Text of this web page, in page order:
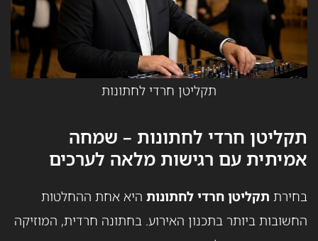
תקליטן חרדי לחתונות
תקליטן חרדי לחתונות – שמחה
אמיתית עם רגישות מלאה לערכים
בחירת תקליטן חרדי לחתונות היא אחת ההחלטות
החשובות ביותר בתכנון האירוע. בחתונה חרדית, המוזיקה